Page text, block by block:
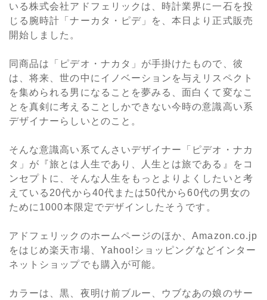
いる株式会社アドフェリックは、時計業界に一石を投
じる腕時計「ナーカタ・ピデ」を、本日より正式販売
開始しました。
同商品は「ピデオ・ナカタ」が手掛けたもので、彼
は、将来、世の中にイノベーションを与えリスペクト
を集められる男になることを夢みる、面白くて変なこ
とを真剣に考えることしかできない今時の意識高い系
デザイナーらしいとのこと。
そんな意識高い系てんさいデザイナー「ピデオ・ナカ
タ」が『旅とは人生であり、人生とは旅である』をコ
ンセプトに、そんな人生をもっとよりよくしたいと考
えている20代から40代または50代から60代の男女の
ために1000本限定でデザインしたそうです。
アドフェリックのホームページのほか、Amazon.co.jp
をはじめ楽天市場、Yahoo!ショッピングなどインター
ネットショップでも購入が可能。
カラーは、黒、夜明け前ブルー、ウブなあの娘のサー